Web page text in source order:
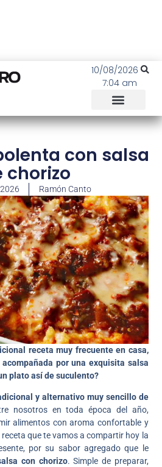
10/08/2026
7:04 am
con salsa
chorizo
Ramón Canto
receta muy frecuente en casa,
por una exquisita salsa
plato así de suculento?
y alternativo muy sencillo de
nosotros en toda época del año,
alimentos con aroma confortable y
que te vamos a compartir hoy la
por su sabor agregado que le
con chorizo. Simple de preparar,